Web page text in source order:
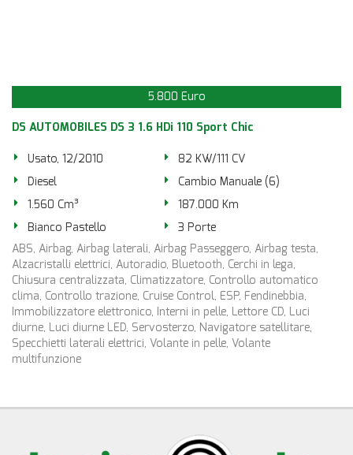
5.800 Euro
DS AUTOMOBILES DS 3 1.6 HDi 110 Sport Chic
Usato, 12/2010
82 KW/111 CV
Diesel
Cambio Manuale (6)
1.560 Cm³
187.000 Km
Bianco Pastello
3 Porte
ABS, Airbag, Airbag laterali, Airbag Passeggero, Airbag testa,
Alzacristalli elettrici, Autoradio, Bluetooth, Cerchi in lega,
Chiusura centralizzata, Climatizzatore, Controllo automatico
clima, Controllo trazione, Cruise Control, ESP, Fendinebbia,
Immobilizzatore elettronico, Interni in pelle, Lettore CD, Luci
diurne, Luci diurne LED, Servosterzo, Navigatore satellitare,
Specchietti laterali elettrici, Volante in pelle, Volante
multifunzione